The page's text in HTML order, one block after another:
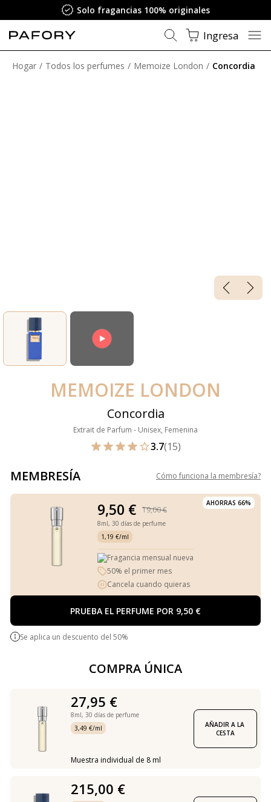
Solo fragancias 100% originales
Ingresa
Hogar Todos los perfumes Memoize London Concordia
MEMOIZE LONDON
Concordia
Extrait de Parfum - Unisex, Femenina
3.7(15)
MEMBRESÍA Cómo funciona la membresía?
AHORRAS 66%
9,50 € 19,00 €
8ml, 30 días de perfume
1,19 €/ml
Fragancia mensual nueva
50% el primer mes
Cancela cuando quieras
PRUEBA EL PERFUME POR 9,50 €
Se aplica un descuento del 50%
COMPRA ÚNICA
27,95 €
8ml, 30 días de perfume
3,49 €/ml
Muestra individual de 8 ml
AÑADIR A LA
CESTA
215,00 €